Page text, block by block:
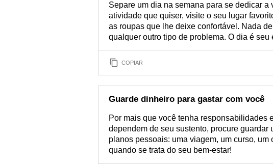
Separe um dia na semana para se dedicar a
atividade que quiser, visite o seu lugar
as roupas que lhe deixe confortável. Nada
qualquer outro tipo de problema. O dia é seu
COPIAR
Guarde dinheiro para gastar com você
Por mais que você tenha responsabilidades
dependem de seu sustento, procure guardar
planos pessoais: uma viagem, um curso,
quando se trata do seu bem-estar!